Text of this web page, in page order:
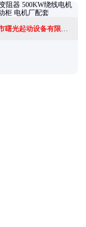
温州市曙光起动设备有限公司